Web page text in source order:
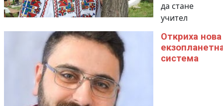
да стане
учител
Откриха нова
система